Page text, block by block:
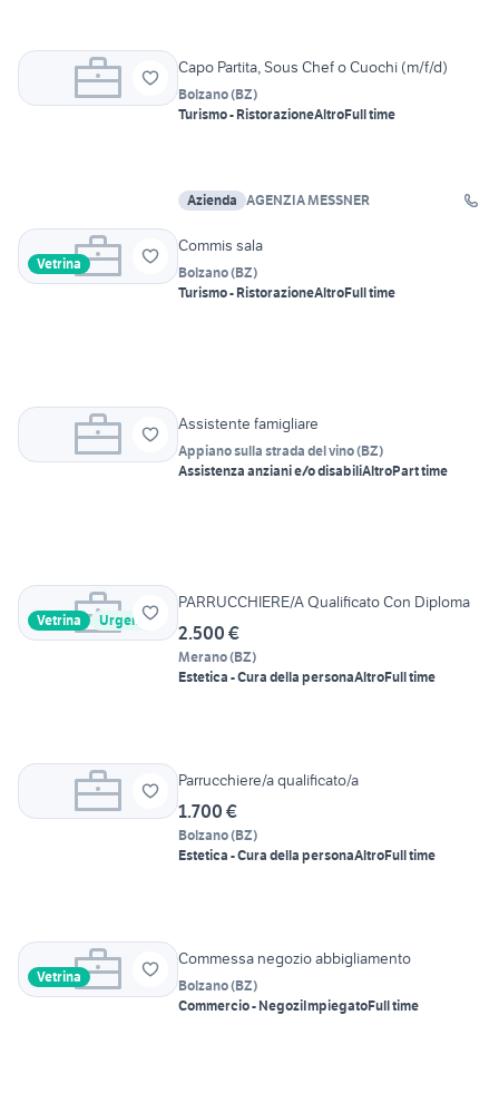
Capo Partita, Sous Chef o Cuochi (m/f/d)
Bolzano(BZ)
Turismo - RistorazioneAltroFull time
Azienda AGENZIA MESSNER
Vetrina
Commis sala
Bolzano(BZ)
Turismo - RistorazioneAltroFull time
Assistente famigliare
Appiano sulla strada del vino(BZ)
Assistenza anziani e/o disabiliAltroPart time
Vetrina Urgente
PARRUCCHIERE/A Qualificato Con Diploma
2.500 €
Merano(BZ)
Estetica - Cura della personaAltroFull time
Parrucchiere/a qualificato/a
1.700 €
Bolzano(BZ)
Estetica - Cura della personaAltroFull time
Vetrina
Commessa negozio abbigliamento
Bolzano(BZ)
Commercio - NegoziImpiegatoFull time